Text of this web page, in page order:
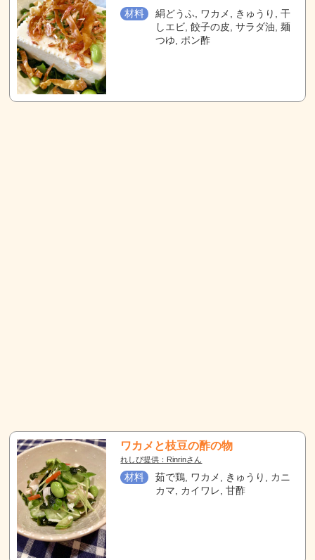
材料
絹どうふ, ワカメ, きゅうり, 干
しエビ, 餃子の皮, サラダ油, 麺
つゆ, ポン酢
ワカメと枝豆の酢の物
れしぴ提供：Rinrinさん
材料
茹で鶏, ワカメ, きゅうり, カニ
カマ, カイワレ, 甘酢